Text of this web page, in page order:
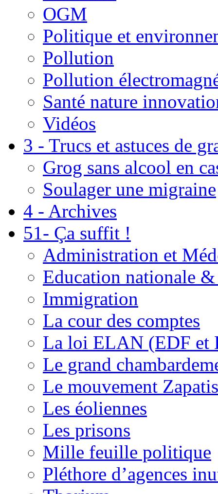
OGM
Politique et
Pollution
Pollution
Santé nature
Vidéos
3 - Trucs et astuces de
Grog sans alcool en
Soulager une migraine
4 - Archives
51- Ça suffit !
Administration et
Education nationale
Immigration
La cour des comptes
La loi ELAN (EDF et
Le grand
Le mouvement
Les éoliennes
Les prisons
Mille feuille politique
Pléthore d’agences